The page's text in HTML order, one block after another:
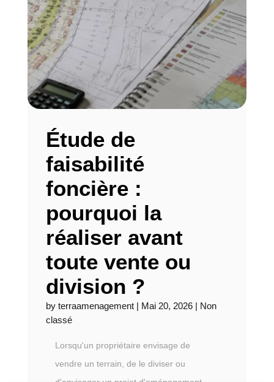
Étude de
faisabilité
foncière :
pourquoi la
réaliser avant
toute vente ou
division ?
by terraamenagement| Mai 20, 2026| Non
classé
Lorsqu'un propriétaire envisage de
vendre un terrain, de le diviser ou